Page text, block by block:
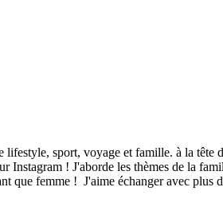
sport, voyage et famille. à la tête
! J'aborde les thèmes de la
que femme ! J'aime échanger avec plus